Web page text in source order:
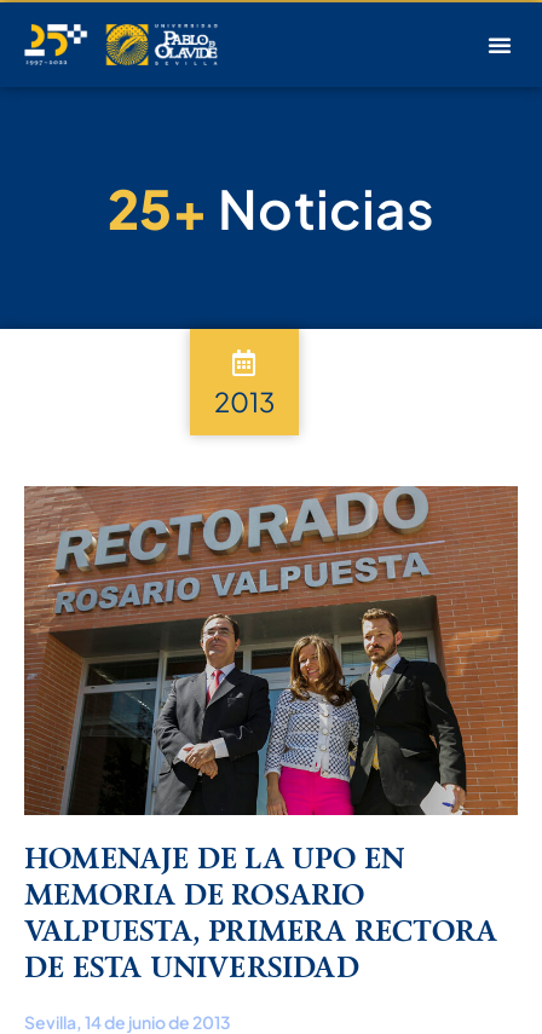
25+ Noticias
2013
HOMENAJE DE LA UPO EN
MEMORIA DE ROSARIO
VALPUESTA, PRIMERA RECTORA
DE ESTA UNIVERSIDAD
Sevilla, 14 de junio de 2013